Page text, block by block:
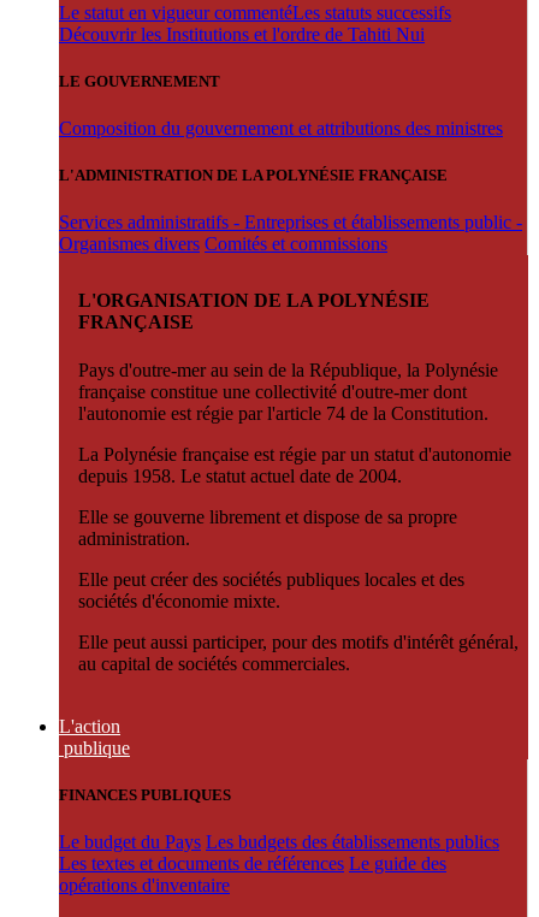
Le statut en vigueur commentéLes statuts successifs
Découvrir les Institutions et l'ordre de Tahiti Nui
LE GOUVERNEMENT
Composition du gouvernement et attributions des ministres
L'ADMINISTRATION DE LA POLYNÉSIE FRANÇAISE
Services administratifs - Entreprises et établissements public -
Organismes divers Comités et commissions
L'ORGANISATION DE LA POLYNÉSIE
FRANÇAISE
Pays d'outre-mer au sein de la République, la Polynésie
française constitue une collectivité d'outre-mer dont
l'autonomie est régie par l'article 74 de la Constitution.
La Polynésie française est régie par un statut d'autonomie
depuis 1958. Le statut actuel date de 2004.
Elle se gouverne librement et dispose de sa propre
administration.
Elle peut créer des sociétés publiques locales et des
sociétés d'économie mixte.
Elle peut aussi participer, pour des motifs d'intérêt général,
au capital de sociétés commerciales.
L'action
publique
FINANCES PUBLIQUES
Le budget du Pays Les budgets des établissements publics
Les textes et documents de références Le guide des
opérations d'inventaire